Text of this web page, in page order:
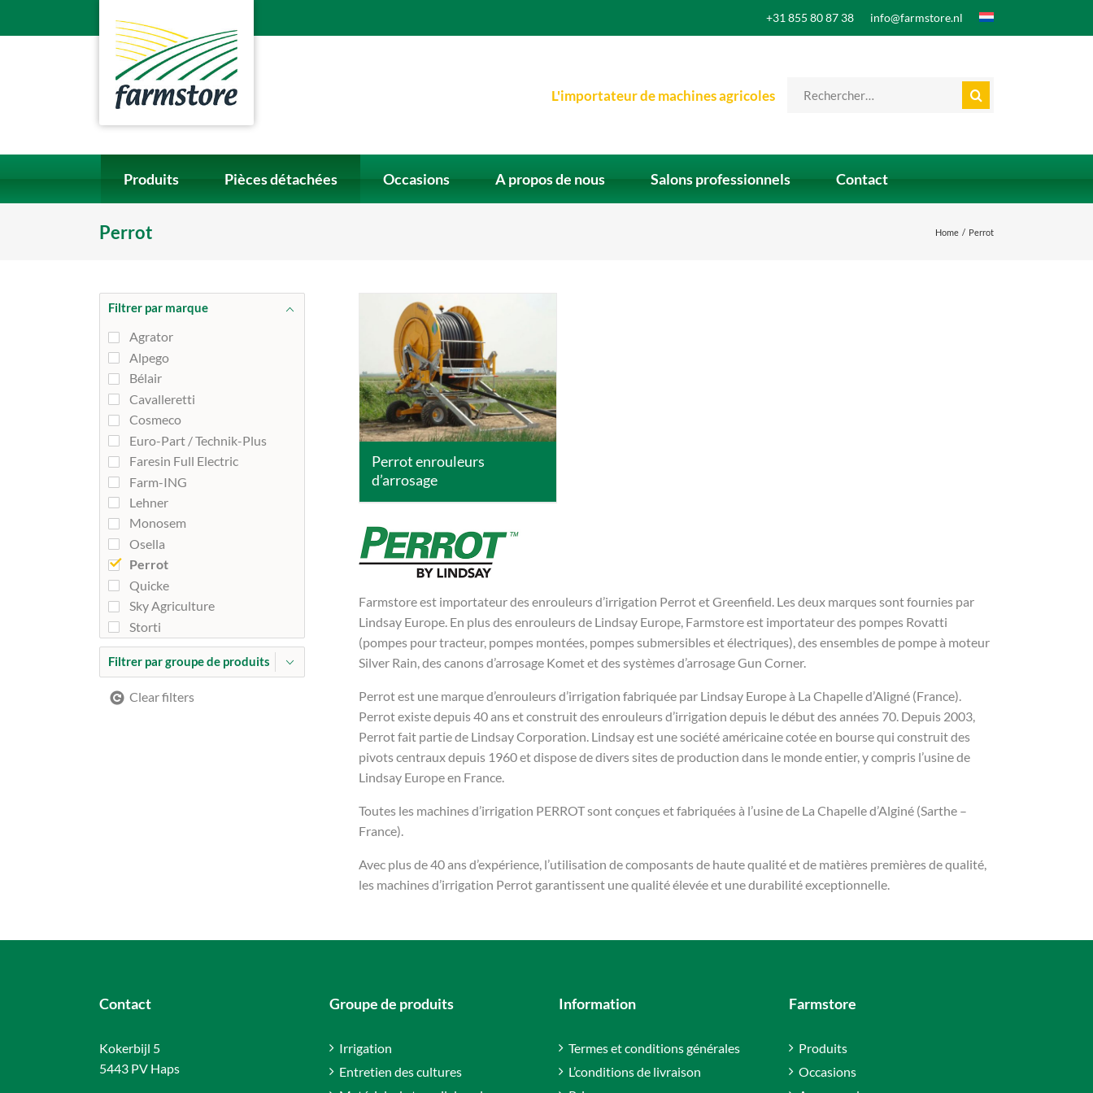
+31 855 80 87 38 info@farmstore.nl
L'importateur de machines agricoles
Produits Pièces détachées Occasions A propos de nous Salons professionnels Contact
Perrot Home Perrot
DETAILS
Perrot enrouleurs
d’arrosage
Farmstore est importateur des enrouleurs d’irrigation Perrot et Greenfield. Les deux marques sont fournies par
Lindsay Europe. En plus des enrouleurs de Lindsay Europe, Farmstore est importateur des pompes Rovatti
(pompes pour tracteur, pompes montées, pompes submersibles et électriques), des ensembles de pompe à moteur
Silver Rain, des canons d’arrosage Komet et des systèmes d’arrosage Gun Corner.
Perrot est une marque d’enrouleurs d’irrigation fabriquée par Lindsay Europe à La Chapelle d’Aligné (France).
Perrot existe depuis 40 ans et construit des enrouleurs d’irrigation depuis le début des années 70. Depuis 2003,
Perrot fait partie de Lindsay Corporation. Lindsay est une société américaine cotée en bourse qui construit des
pivots centraux depuis 1960 et dispose de divers sites de production dans le monde entier, y compris l’usine de
Lindsay Europe en France.
Toutes les machines d’irrigation PERROT sont conçues et fabriquées à l’usine de La Chapelle d’Alginé (Sarthe –
France).
Avec plus de 40 ans d’expérience, l’utilisation de composants de haute qualité et de matières premières de qualité,
les machines d’irrigation Perrot garantissent une qualité élevée et une durabilité exceptionnelle.
Filtrer par marque
Agrator
Alpego
Bélair
Cavalleretti
Cosmeco
Euro-Part / Technik-Plus
Faresin Full Electric
Farm-ING
Lehner
Monosem
Osella
Perrot
Quicke
Sky Agriculture
Storti
Filtrer par groupe de produits
Clear filters
Contact
Kokerbijl 5
5443 PV Haps
Groupe de produits
Irrigation
Entretien des cultures
Information
Termes et conditions générales
L’conditions de livraison
Farmstore
Produits
Occasions